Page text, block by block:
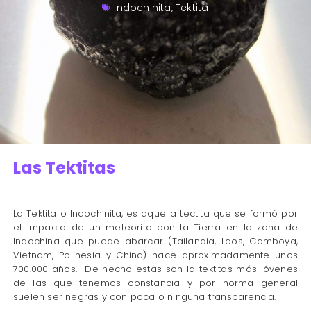
Indochinita,Tektita
Las Tektitas
La Tektita o Indochinita, es aquella tectita que se formó por
el impacto de un meteorito con la Tierra en la zona de
Indochina que puede abarcar (Tailandia, Laos, Camboya,
Vietnam, Polinesia y China) hace aproximadamente unos
700.000 años. De hecho estas son la tektitas más jóvenes
de las que tenemos constancia y por norma general
suelen ser negras y con poca o ninguna transparencia.